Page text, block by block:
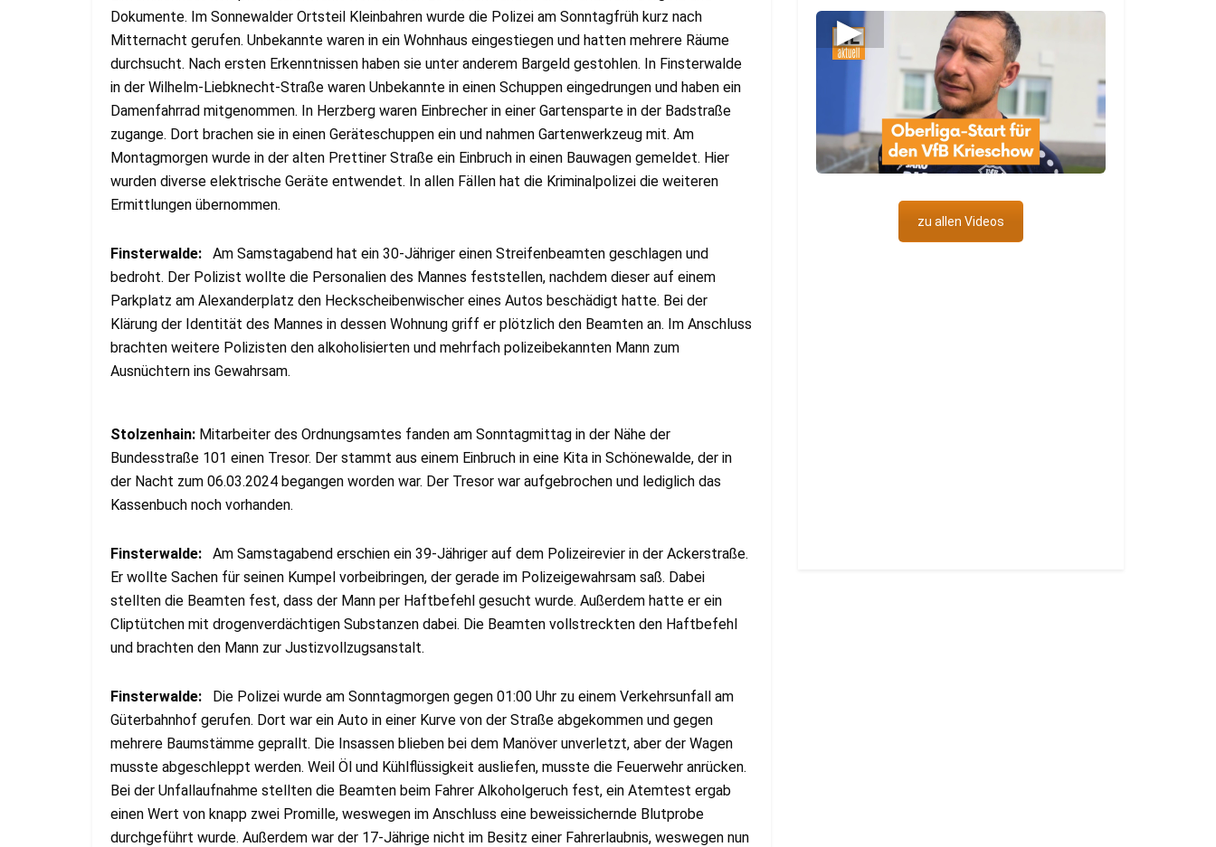
Dokumente. Im Sonnewalder Ortsteil Kleinbahren wurde die Polizei am Sonntagfrüh kurz nach
Mitternacht gerufen. Unbekannte waren in ein Wohnhaus eingestiegen und hatten mehrere Räume
durchsucht. Nach ersten Erkenntnissen haben sie unter anderem Bargeld gestohlen. In Finsterwalde
in der Wilhelm-Liebknecht-Straße waren Unbekannte in einen Schuppen eingedrungen und haben ein
Damenfahrrad mitgenommen. In Herzberg waren Einbrecher in einer Gartensparte in der Badstraße
zugange. Dort brachen sie in einen Geräteschuppen ein und nahmen Gartenwerkzeug mit. Am
Montagmorgen wurde in der alten Prettiner Straße ein Einbruch in einen Bauwagen gemeldet. Hier
wurden diverse elektrische Geräte entwendet. In allen Fällen hat die Kriminalpolizei die weiteren
Ermittlungen übernommen.
Finsterwalde: Am Samstagabend hat ein 30-Jähriger einen Streifenbeamten geschlagen und
bedroht. Der Polizist wollte die Personalien des Mannes feststellen, nachdem dieser auf einem
Parkplatz am Alexanderplatz den Heckscheibenwischer eines Autos beschädigt hatte. Bei der
Klärung der Identität des Mannes in dessen Wohnung griff er plötzlich den Beamten an. Im Anschluss
brachten weitere Polizisten den alkoholisierten und mehrfach polizeibekannten Mann zum
Ausnüchtern ins Gewahrsam.
Stolzenhain: Mitarbeiter des Ordnungsamtes fanden am Sonntagmittag in der Nähe der
Bundesstraße 101 einen Tresor. Der stammt aus einem Einbruch in eine Kita in Schönewalde, der in
der Nacht zum 06.03.2024 begangen worden war. Der Tresor war aufgebrochen und lediglich das
Kassenbuch noch vorhanden.
Finsterwalde: Am Samstagabend erschien ein 39-Jähriger auf dem Polizeirevier in der Ackerstraße.
Er wollte Sachen für seinen Kumpel vorbeibringen, der gerade im Polizeigewahrsam saß. Dabei
stellten die Beamten fest, dass der Mann per Haftbefehl gesucht wurde. Außerdem hatte er ein
Cliptütchen mit drogenverdächtigen Substanzen dabei. Die Beamten vollstreckten den Haftbefehl
und brachten den Mann zur Justizvollzugsanstalt.
Finsterwalde: Die Polizei wurde am Sonntagmorgen gegen 01:00 Uhr zu einem Verkehrsunfall am
Güterbahnhof gerufen. Dort war ein Auto in einer Kurve von der Straße abgekommen und gegen
mehrere Baumstämme geprallt. Die Insassen blieben bei dem Manöver unverletzt, aber der Wagen
musste abgeschleppt werden. Weil Öl und Kühlflüssigkeit ausliefen, musste die Feuerwehr anrücken.
Bei der Unfallaufnahme stellten die Beamten beim Fahrer Alkoholgeruch fest, ein Atemtest ergab
einen Wert von knapp zwei Promille, weswegen im Anschluss eine beweissichernde Blutprobe
durchgeführt wurde. Außerdem war der 17-Jährige nicht im Besitz einer Fahrerlaubnis, weswegen nun
▶
zu allen Videos